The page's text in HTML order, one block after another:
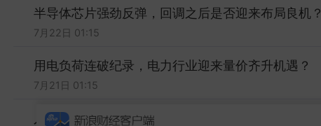
半导体芯片强劲反弹，回调之后是否迎来布局良机？
7月22日 01:15
用电负荷连破纪录，电力行业迎来量价齐升机遇？
7月21日 01:15
人形机器人提速催化，产业或迈入量价齐升阶段？